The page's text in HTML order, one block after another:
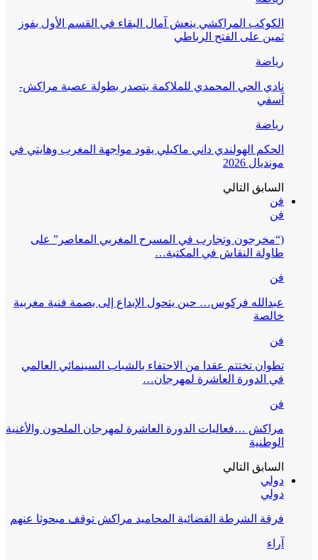
الكوكب المراكشي ينعش آمال البقاء في القسم الأول بفوز
ثمين على الفتح الرباطي
رياضة
نادي الحي المحمدي للملاكمة يتصدر بطولة عصبة مراكش-
آسفي
رياضة
الحكم الهولندي داني ماكيلي يقود مواجهة المغرب وهايتي في
مونديال 2026
السابق التالي
فن
فن
(“مخرجون وتجارب في المسرح المغربي المعاصر” على
طاولة النقاش في المكتبة…
فن
عبدالله فركوس… حين يتحول الإبداع إلى بصمة فنية مغربية
خالصة
فن
تطوان تختتم عقدا من الاحتفاء بالشباب السينمائي العالمي
في الدورة العاشرة لمهرجان…
فن
مراكش …فعاليات الدورة العاشرة لمهرجان الملحون والأغنية
الوطنية
السابق التالي
دولي
دولي
فرقة الشرطة القضائية المحاميد مراكش توقف مبحوثا عنهم
آراء